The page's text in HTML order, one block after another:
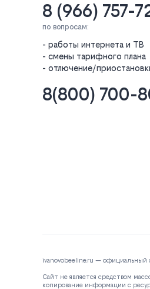
8 (966) 757-
по вопросам:
- работы интернета и ТВ
- смены тарифного плана
- отлючение/
8(800) 700-
ivanovobeeline.ru — официальный
Сайт не является средством
копирование информации с